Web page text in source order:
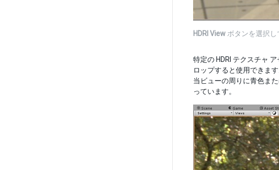
HDRI View ボタンを選択し
特定の HDRI テクスチャ
ロップすると使用できま
当ビューの周りに青色ま
っています。